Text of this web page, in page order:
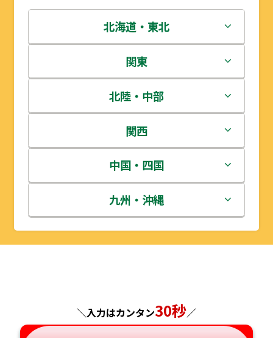
北海道・東北
北海道
青森県
岩手県
宮城県
秋田県
山形県
関東
茨城県
栃木県
群馬県
埼玉県
千葉県
北陸・中部
新潟県
富山県
石川県
福井県
関西
三重県
滋賀県
京都府
中国・四国
鳥取県
島根県
九州・沖縄
福岡県
＼入力はカンタン30秒／